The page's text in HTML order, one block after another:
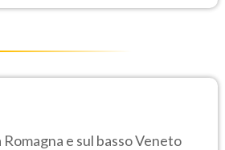
e sul basso Veneto